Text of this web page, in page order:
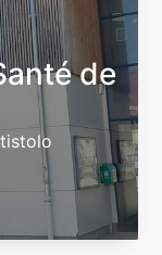
de